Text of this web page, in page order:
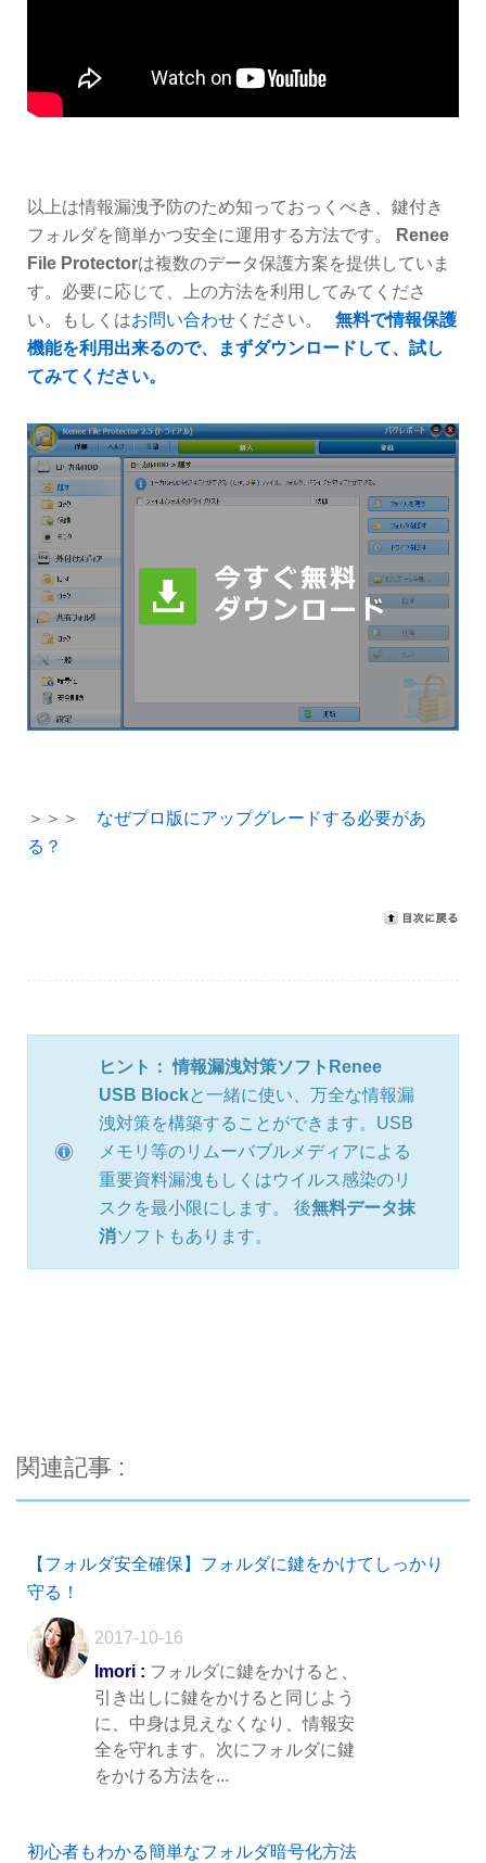
以上は情報漏洩予防のため知っておっくべき、鍵付き
フォルダを簡単かつ安全に運用する方法です。
Renee
File Protectorは複数のデータ保護方案を提供していま
す。必要に応じて、上の方法を利用してみてくださ
い。もしくはお問い合わせ ください。 無料で情報保護
機能を利用出来るので、まずダウンロードして、試し
てみてください。
＞＞＞ なぜプロ版にアップグレードする必要があ
る？
ヒント： 情報漏洩対策ソフト Renee
USB Blockと一緒に使い、万全な情報漏
洩対策を構築することができます。USB
メモリ等のリムーバブルメディアによる
重要資料漏洩もしくはウイルス感染のリ
スクを最小限にします。 後無料データ抹
消ソフトもあります。
関連記事 :
【フォルダ安全確保】フォルダに鍵をかけてしっかり
守る！
2017-10-16
Imori : フォルダに鍵をかけると、
引き出しに鍵をかけると同じよう
に、中身は見えなくなり、情報安
全を守れます。次にフォルダに鍵
をかける方法を...
初心者もわかる簡単なフォルダ暗号化方法